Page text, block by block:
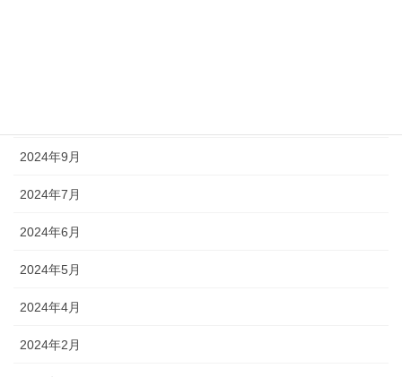
2024年9月
2024年7月
2024年6月
2024年5月
2024年4月
2024年2月